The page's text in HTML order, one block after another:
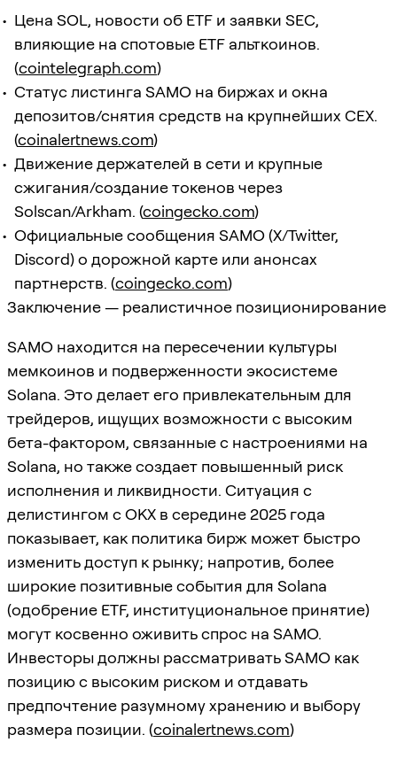
Цена SOL, новости об ETF и заявки SEC,
влияющие на спотовые ETF альткоинов.
(cointelegraph.com)
Статус листинга SAMO на биржах и окна
депозитов/снятия средств на крупнейших CEX.
(coinalertnews.com)
Движение держателей в сети и крупные
сжигания/создание токенов через
Solscan/Arkham. (coingecko.com)
Официальные сообщения SAMO (X/Twitter,
Discord) о дорожной карте или анонсах
партнерств. (coingecko.com)
Заключение — реалистичное позиционирование
SAMO находится на пересечении культуры
мемкоинов и подверженности экосистеме
Solana. Это делает его привлекательным для
трейдеров, ищущих возможности с высоким
бета-фактором, связанные с настроениями на
Solana, но также создает повышенный риск
исполнения и ликвидности. Ситуация с
делистингом с OKX в середине 2025 года
показывает, как политика бирж может быстро
изменить доступ к рынку; напротив, более
широкие позитивные события для Solana
(одобрение ETF, институциональное принятие)
могут косвенно оживить спрос на SAMO.
Инвесторы должны рассматривать SAMO как
позицию с высоким риском и отдавать
предпочтение разумному хранению и выбору
размера позиции. (coinalertnews.com)